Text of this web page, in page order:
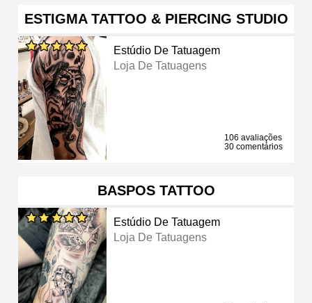
ESTIGMA TATTOO & PIERCING STUDIO
Estúdio De Tatuagem
Loja De Tatuagens
106 avaliações
30 comentários
BASPOS TATTOO
Estúdio De Tatuagem
Loja De Tatuagens